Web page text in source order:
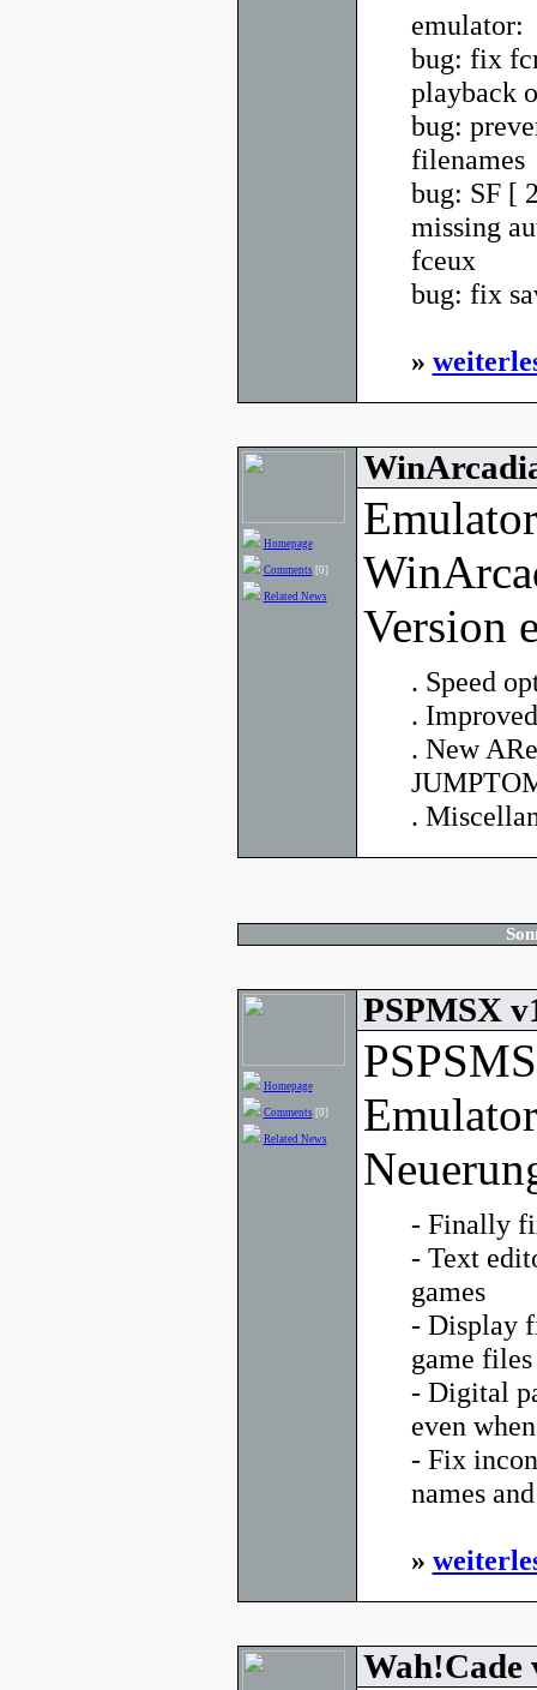
emulator:
bug: fix
playback
bug:
filenames
bug: SF [
missing
fceux
bug: fix
»
Homepage
Comments [0]
Related News
Version
. Speed
.
. New
.
Homepage
Comments [0]
Related News
PSPMSX
- Finally
- Text
games
- Display
game files
- Digital
even
- Fix
names
»
Wah!Cade